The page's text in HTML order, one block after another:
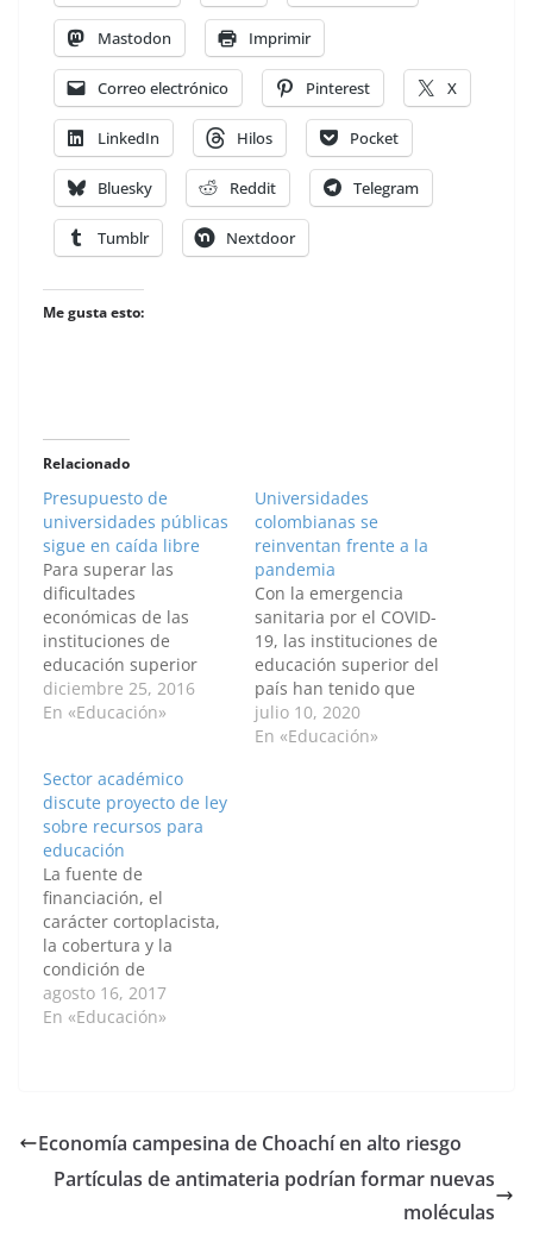
Mastodon Imprimir
Correo electrónico Pinterest X
LinkedIn Hilos Pocket
Bluesky Reddit Telegram
Tumblr Nextdoor
Me gusta esto:
Relacionado
Presupuesto de
universidades públicas
sigue en caída libre
Para superar las
dificultades
económicas de las
instituciones de
educación superior
públicas, el Sistema
Universitario Estatal
apoyar la iniciativa de
ajustar por una sola
vez la base
presupuestal en un 50
%, e incrementarla 4
puntos cada año por
encima del IPC.…
diciembre 25, 2016
En «Educación»
Universidades
colombianas se
reinventan frente a la
pandemia
Con la emergencia
sanitaria por el COVID-
19, las instituciones de
educación superior del
país han tenido que
luchar contra la
deserción estudiantil,
julio 10, 2020
En «Educación»
Sector académico
discute proyecto de ley
sobre recursos para
educación
La fuente de
financiación, el
carácter cortoplacista,
la cobertura y la
condición de
acreditación fueron
algunos de los
educación superior
frente al proyecto de
ley 262 de 2017. En
agosto 16, 2017
En «Educación»
Economía campesina de Choachí en alto riesgo
Partículas de antimateria podrían formar nuevas
moléculas